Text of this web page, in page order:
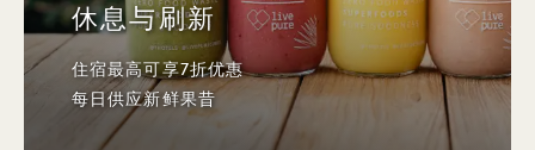
休息与刷新
住宿最高可享7折优惠
每日供应新鲜果昔